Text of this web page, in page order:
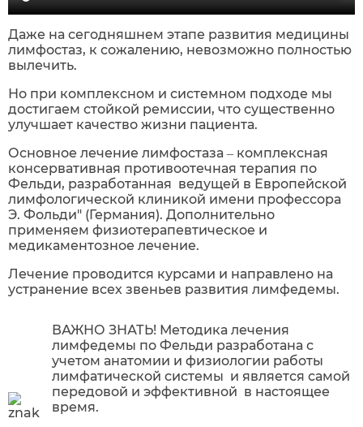
Даже на сегодняшнем этапе развития медицины
лимфостаз, к сожалению, невозможно полностью
вылечить.
Но при комплексном и системном подходе мы
достигаем стойкой ремиссии, что существенно
улучшает качество жизни пациента.
Основное лечение лимфостаза – комплексная
консервативная противоотечная терапия по
Фельди, разработанная ведущей в Европейской
лимфологической клиникой имени профессора
Э. Фольди" (Германия). Дополнительно
применяем физиотерапевтическое и
медикаментозное лечение.
Лечение проводится курсами и направлено на
устранение всех звеньев развития лимфедемы.
ВАЖНО ЗНАТЬ! Методика лечения
лимфедемы по Фельди разработана с
учетом анатомии и физиологии работы
лимфатической системы и является самой
передовой и эффективной в настоящее
время.